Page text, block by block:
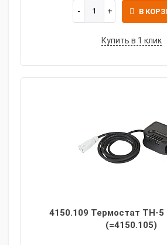
В
Купить в 1 клик
4150.109 Термостат TH-5
(=4150.105)